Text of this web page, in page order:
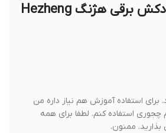
بادکش برقی هژنگ Hezheng
استفاده آموزش هم نیاز داره من
استفاده کنم. لطفا برای همه
ممنون.